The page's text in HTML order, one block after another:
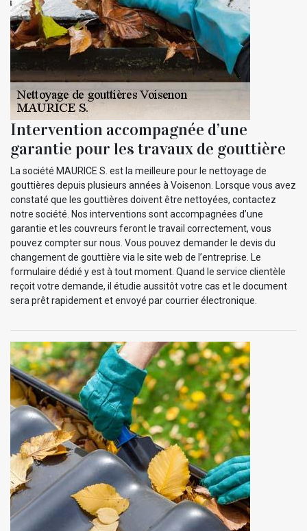
Intervention accompagnée d’une
garantie pour les travaux de gouttière
La société MAURICE S. est la meilleure pour le nettoyage de
gouttières depuis plusieurs années à Voisenon. Lorsque vous avez
constaté que les gouttières doivent être nettoyées, contactez
notre société. Nos interventions sont accompagnées d’une
garantie et les couvreurs feront le travail correctement, vous
pouvez compter sur nous. Vous pouvez demander le devis du
changement de gouttière via le site web de l’entreprise. Le
formulaire dédié y est à tout moment. Quand le service clientèle
reçoit votre demande, il étudie aussitôt votre cas et le document
sera prêt rapidement et envoyé par courrier électronique.